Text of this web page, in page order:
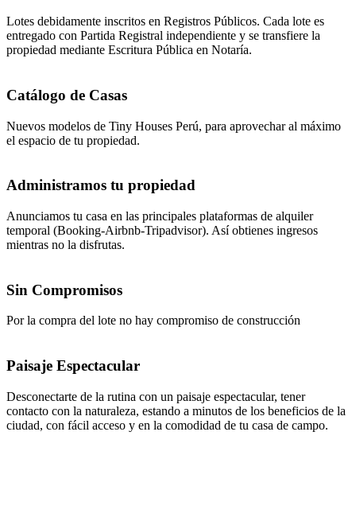
Lotes debidamente inscritos en Registros Públicos. Cada lote es
entregado con Partida Registral independiente y se transfiere la
propiedad mediante Escritura Pública en Notaría.
Catálogo de Casas
Nuevos modelos de Tiny Houses Perú, para aprovechar al máximo
el espacio de tu propiedad.
Administramos tu propiedad
Anunciamos tu casa en las principales plataformas de alquiler
temporal (Booking-Airbnb-Tripadvisor). Así obtienes ingresos
mientras no la disfrutas.
Sin Compromisos
Por la compra del lote no hay compromiso de construcción
Paisaje Espectacular
Desconectarte de la rutina con un paisaje espectacular, tener
contacto con la naturaleza, estando a minutos de los beneficios de la
ciudad, con fácil acceso y en la comodidad de tu casa de campo.